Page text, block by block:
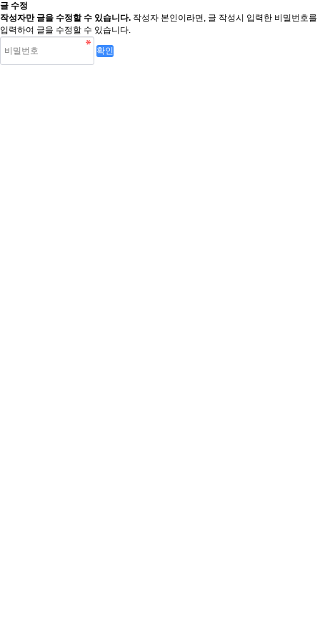
글 수정
작성자만 글을 수정할 수 있습니다. 작성자 본인이라면, 글 작성시 입력한 비밀번호를
입력하여 글을 수정할 수 있습니다.